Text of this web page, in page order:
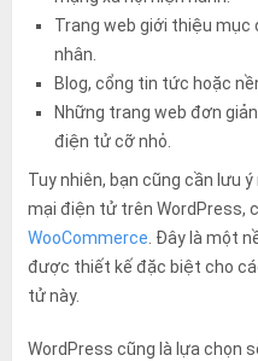
Trang web giới thiệu mục
nhân.
Blog, cổng tin tức hoặc
Những trang web đơn
điện tử cỡ nhỏ.
Tuy nhiên, bạn cũng cần lưu
mại điện tử trên WordPress,
WooCommerce. Đây là một
được thiết kế đặc biệt cho
tử này.
WordPress cũng là lựa chọn